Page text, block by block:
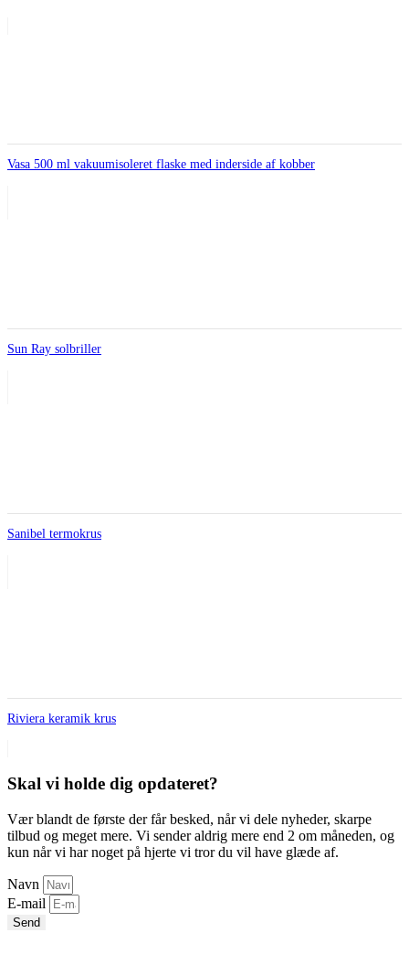
Vasa 500 ml vakuumisoleret flaske med inderside af kobber
Sun Ray solbriller
Sanibel termokrus
Riviera keramik krus
Skal vi holde dig opdateret?
Vær blandt de første der får besked, når vi dele nyheder, skarpe
tilbud og meget mere. Vi sender aldrig mere end 2 om måneden, og
kun når vi har noget på hjerte vi tror du vil have glæde af.
Navn
E-mail
Send